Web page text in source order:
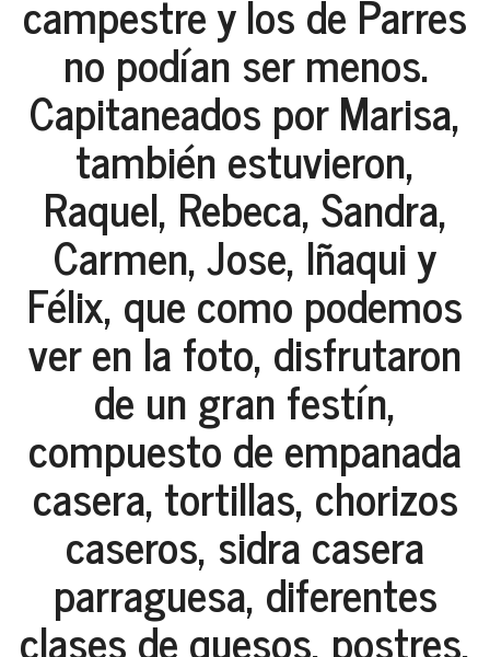
campestre y los de Parres
no podían ser menos.
Capitaneados porMarisa,
también estuvieron,
Raquel, Rebeca, Sandra,
Carmen, Jose, Iñaqui y
Félix, que como podemos
ver en la foto, disfrutaron
de un gran festín,
compuesto de empanada
casera, tortillas, chorizos
caseros, sidra casera
parraguesa, diferentes
clases de quesos, postres,